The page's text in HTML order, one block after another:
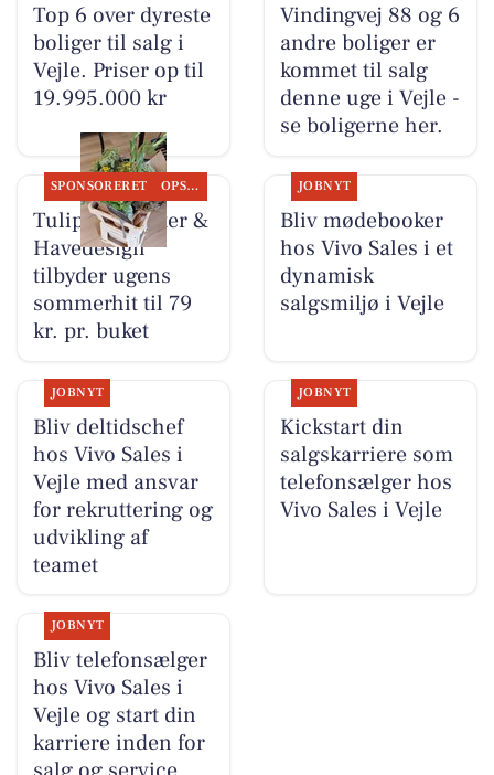
Top 6 over dyreste
boliger til salg i
Vejle. Priser op til
19.995.000 kr
Vindingvej 88 og 6
andre boliger er
kommet til salg
denne uge i Vejle -
se boligerne her.
SPONSORERET OPSLAGSTAVLEN
Tulipa Blomster &
Havedesign
tilbyder ugens
sommerhit til 79
kr. pr. buket
JOBNYT
Bliv mødebooker
hos Vivo Sales i et
dynamisk
salgsmiljø i Vejle
JOBNYT
Bliv deltidschef
hos Vivo Sales i
Vejle med ansvar
for rekruttering og
udvikling af
teamet
JOBNYT
Kickstart din
salgskarriere som
telefonsælger hos
Vivo Sales i Vejle
JOBNYT
Bliv telefonsælger
hos Vivo Sales i
Vejle og start din
karriere inden for